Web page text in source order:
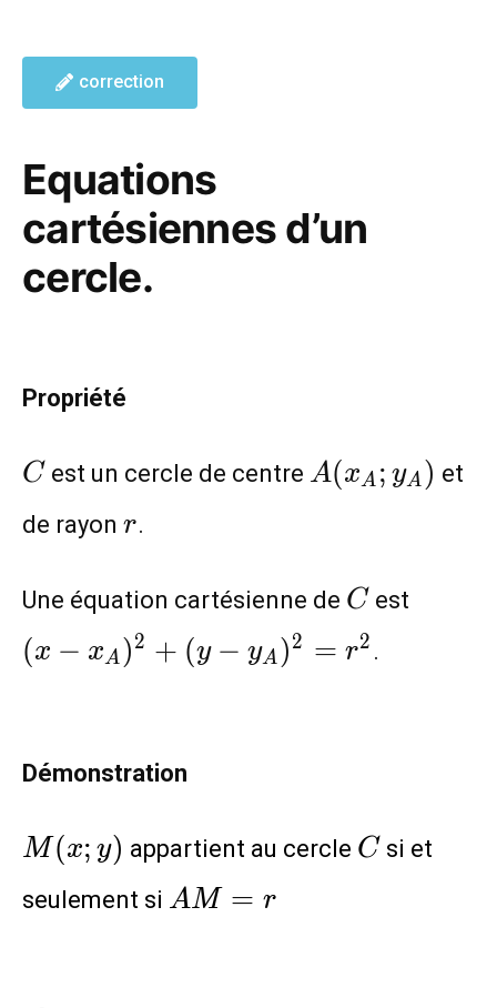
correction
Equations
cartésiennes d’un
cercle.
Propriété
C
C est un cercle de centre A(x_A;y_A)
A(xA ; yA) et
de rayon r
r.
Une équation cartésienne de C
C est
(x − xA)2 + (y − yA)2 = r2 .
Démonstration
M(x;y)
M(x; y) appartient au cercle C
C si et
seulement si AM=r
AM = r